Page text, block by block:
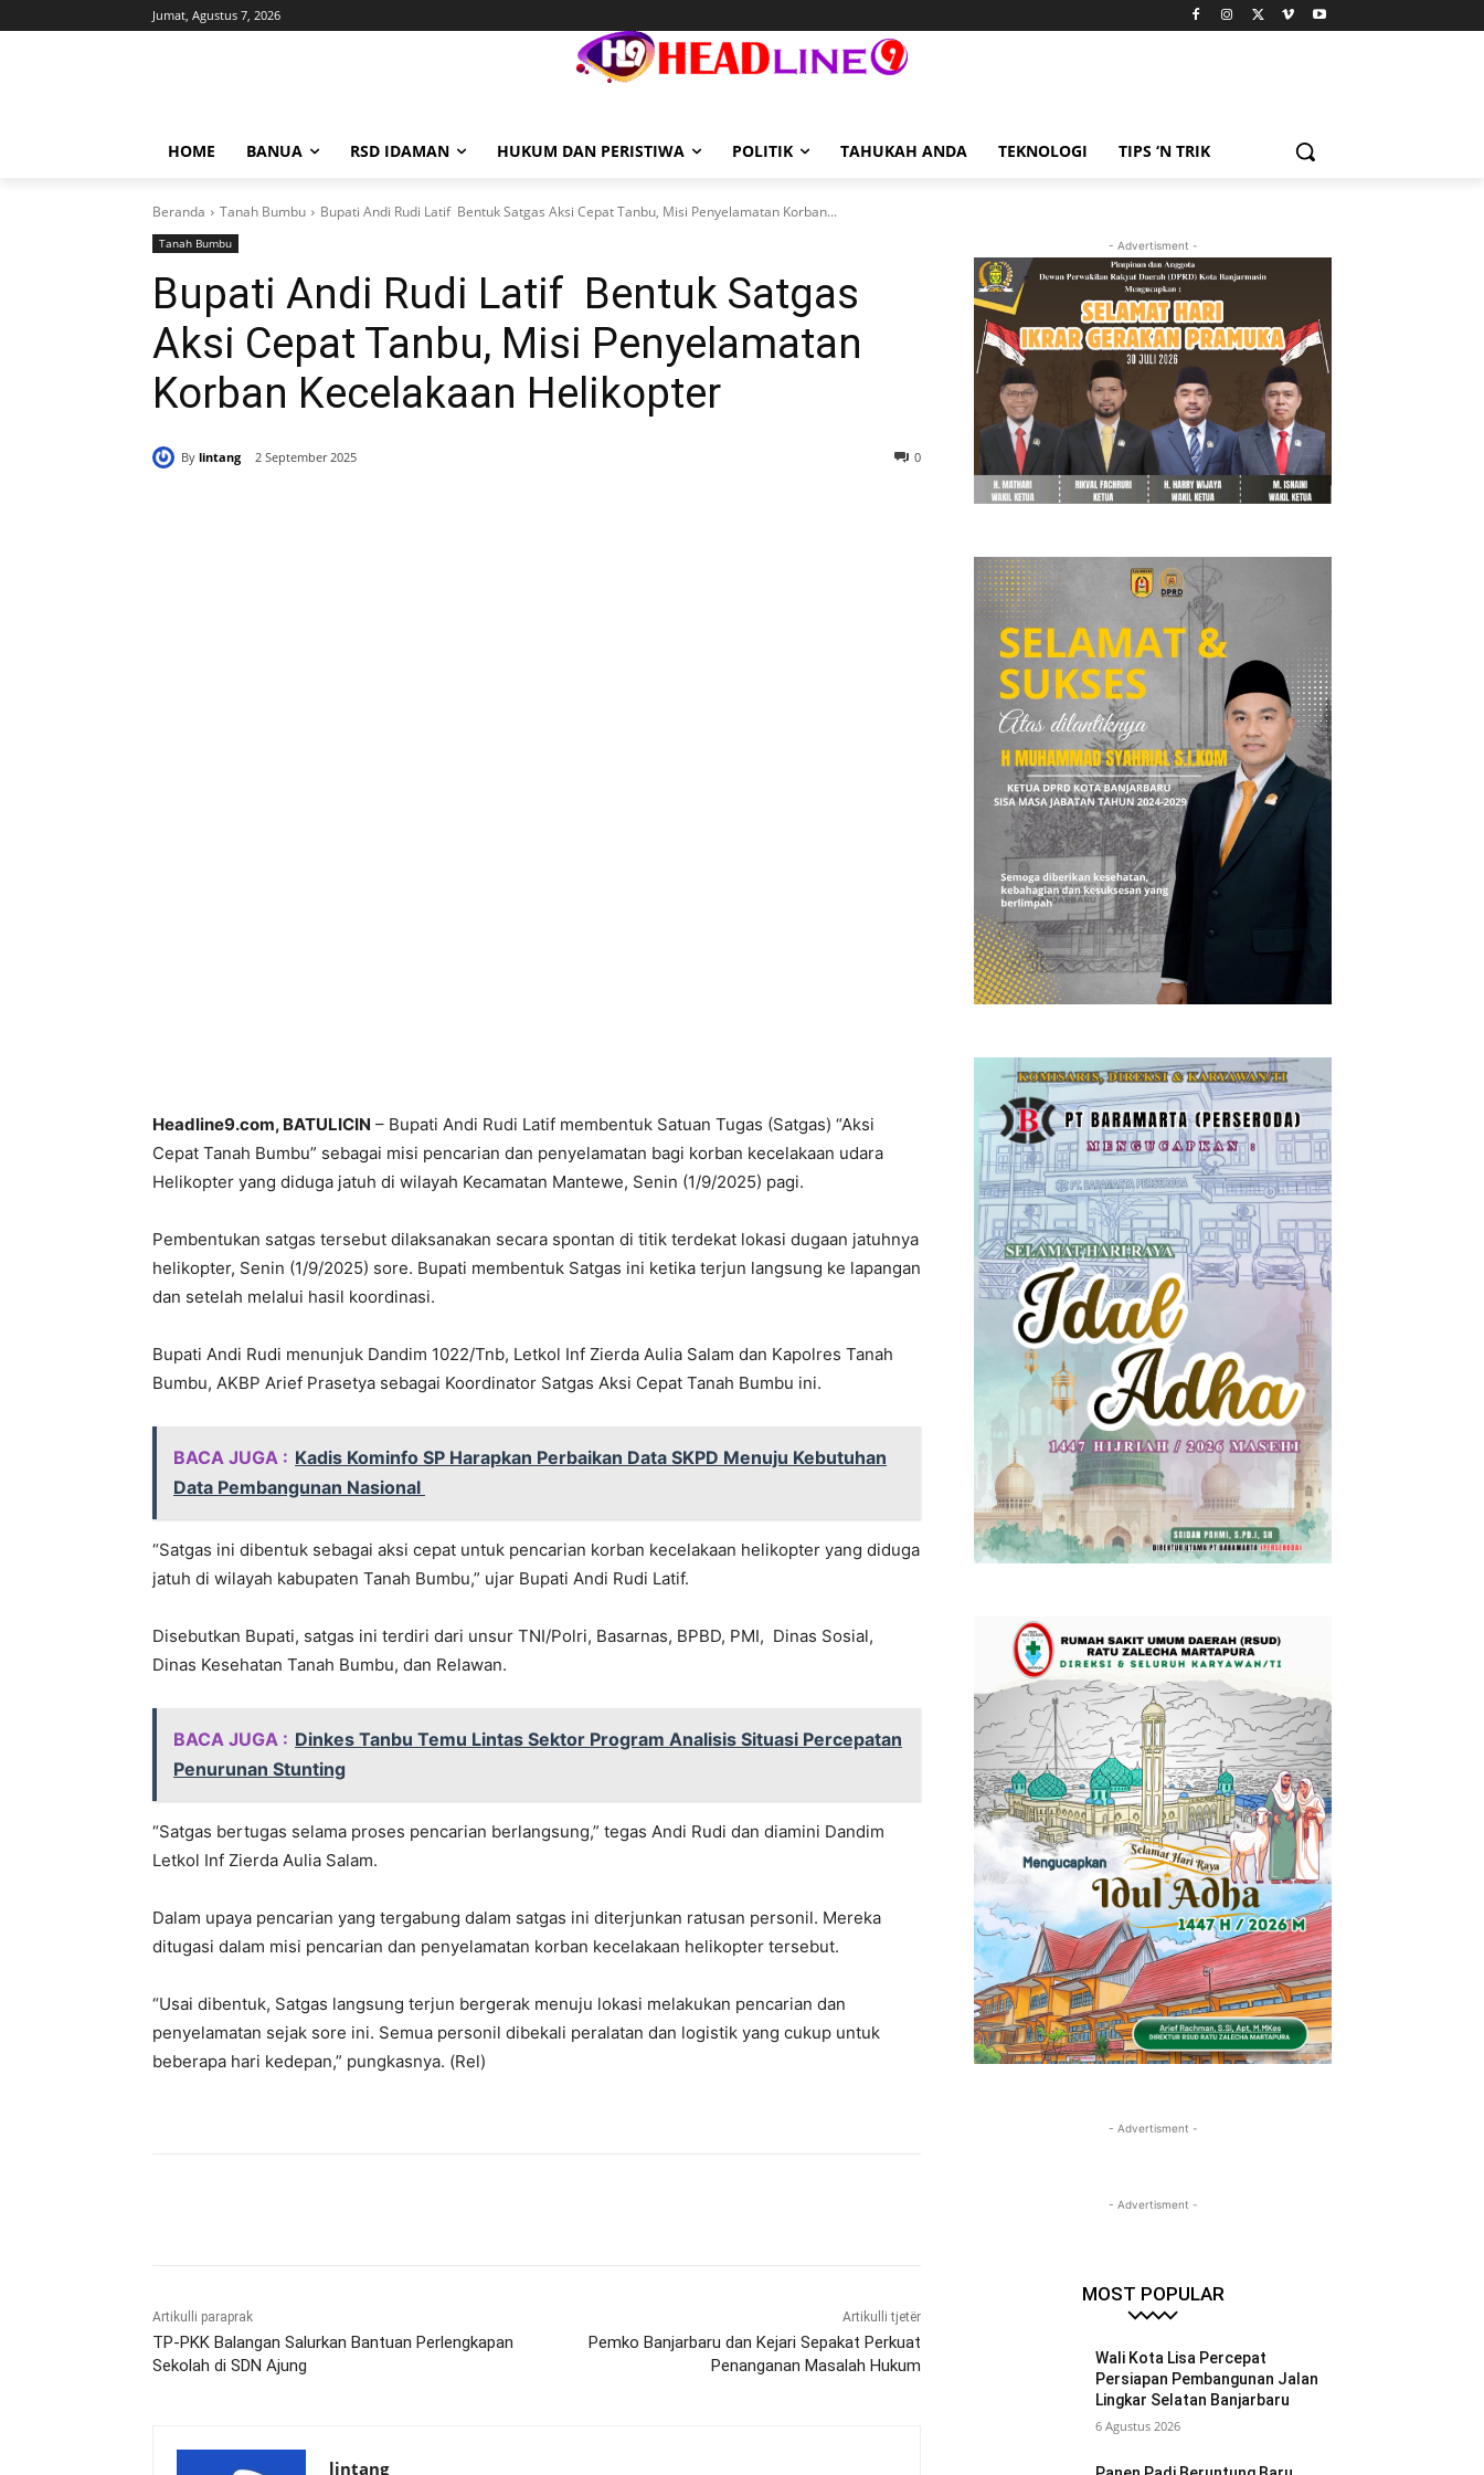
Jumat, Agustus 7, 2026
HOME BANUA RSD IDAMAN HUKUM DAN PERISTIWA POLITIK TAHUKAH ANDA TEKNOLOGI TIPS ‘N TRIK
Beranda Tanah Bumbu Bupati Andi Rudi Latif Bentuk Satgas Aksi Cepat Tanbu, Misi Penyelamatan Korban...
Tanah Bumbu
Bupati Andi Rudi Latif Bentuk Satgas
Aksi Cepat Tanbu, Misi Penyelamatan
Korban Kecelakaan Helikopter
By lintang 2 September 2025 0
Headline9.com, BATULICIN – Bupati Andi Rudi Latif membentuk Satuan Tugas (Satgas) “Aksi
Cepat Tanah Bumbu” sebagai misi pencarian dan penyelamatan bagi korban kecelakaan udara
Helikopter yang diduga jatuh di wilayah Kecamatan Mantewe, Senin (1/9/2025) pagi.
Pembentukan satgas tersebut dilaksanakan secara spontan di titik terdekat lokasi dugaan jatuhnya
helikopter, Senin (1/9/2025) sore. Bupati membentuk Satgas ini ketika terjun langsung ke lapangan
dan setelah melalui hasil koordinasi.
Bupati Andi Rudi menunjuk Dandim 1022/Tnb, Letkol Inf Zierda Aulia Salam dan Kapolres Tanah
Bumbu, AKBP Arief Prasetya sebagai Koordinator Satgas Aksi Cepat Tanah Bumbu ini.
BACA JUGA : Kadis Kominfo SP Harapkan Perbaikan Data SKPD Menuju Kebutuhan
Data Pembangunan Nasional
“Satgas ini dibentuk sebagai aksi cepat untuk pencarian korban kecelakaan helikopter yang diduga
jatuh di wilayah kabupaten Tanah Bumbu,” ujar Bupati Andi Rudi Latif.
Disebutkan Bupati, satgas ini terdiri dari unsur TNI/Polri, Basarnas, BPBD, PMI, Dinas Sosial,
Dinas Kesehatan Tanah Bumbu, dan Relawan.
BACA JUGA : Dinkes Tanbu Temu Lintas Sektor Program Analisis Situasi Percepatan
Penurunan Stunting
“Satgas bertugas selama proses pencarian berlangsung,” tegas Andi Rudi dan diamini Dandim
Letkol Inf Zierda Aulia Salam.
Dalam upaya pencarian yang tergabung dalam satgas ini diterjunkan ratusan personil. Mereka
ditugasi dalam misi pencarian dan penyelamatan korban kecelakaan helikopter tersebut.
“Usai dibentuk, Satgas langsung terjun bergerak menuju lokasi melakukan pencarian dan
penyelamatan sejak sore ini. Semua personil dibekali peralatan dan logistik yang cukup untuk
beberapa hari kedepan,” pungkasnya. (Rel)
Artikulli paraprak
TP-PKK Balangan Salurkan Bantuan Perlengkapan
Sekolah di SDN Ajung
Artikulli tjetër
Pemko Banjarbaru dan Kejari Sepakat Perkuat
Penanganan Masalah Hukum
lintang
- Advertisment -
- Advertisment -
- Advertisment -
MOST POPULAR
Wali Kota Lisa Percepat
Persiapan Pembangunan Jalan
Lingkar Selatan Banjarbaru
6 Agustus 2026